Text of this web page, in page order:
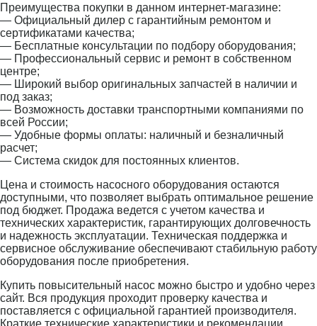
Преимущества покупки в данном интернет-магазине:
— Официальный дилер с гарантийным ремонтом и
сертификатами качества;
— Бесплатные консультации по подбору оборудования;
— Профессиональный сервис и ремонт в собственном
центре;
— Широкий выбор оригинальных запчастей в наличии и
под заказ;
— Возможность доставки транспортными компаниями по
всей России;
— Удобные формы оплаты: наличный и безналичный
расчет;
— Система скидок для постоянных клиентов.
Цена и стоимость насосного оборудования остаются
доступными, что позволяет выбрать оптимальное решение
под бюджет. Продажа ведется с учетом качества и
технических характеристик, гарантирующих долговечность
и надежность эксплуатации. Техническая поддержка и
сервисное обслуживание обеспечивают стабильную работу
оборудования после приобретения.
Купить повысительный насос можно быстро и удобно через
сайт. Вся продукция проходит проверку качества и
поставляется с официальной гарантией производителя.
Краткие технические характеристики и рекомендации